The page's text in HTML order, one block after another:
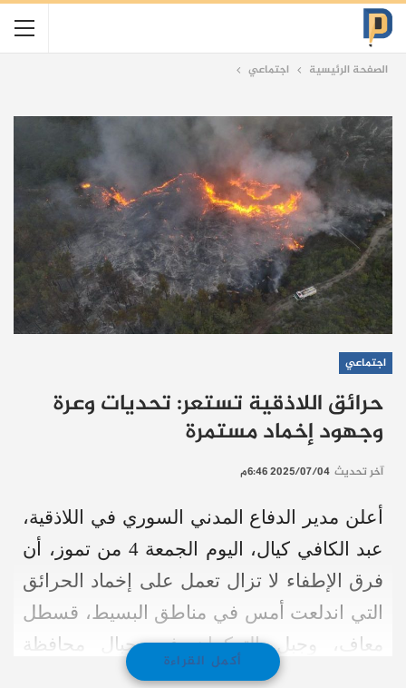
الصفحة الرئيسية اجتماعي
اجتماعي
حرائق اللاذقية تستعر: تحديات وعرة
وجهود إخماد مستمرة
آخر تحديث 2025/07/04 6:46م
أعلن مدير الدفاع المدني السوري في اللاذقية،
عبد الكافي كيال، اليوم الجمعة 4 من تموز، أن
فرق الإطفاء لا تزال تعمل على إخماد الحرائق
التي اندلعت أمس في مناطق البسيط، قسطل
معاف، وجبل التركمان في جبال محافظة
اللاذقية غربي سوريا.
أكمل القراءة